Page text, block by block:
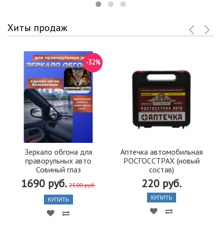
Хиты продаж
Зеркало обгона для
праворульных авто
Совиный глаз
1690 руб. 2500 руб.
-32%
КУПИТЬ
Аптечка автомобильная
РОСГОССТРАХ (новый
состав)
220 руб.
КУПИТЬ